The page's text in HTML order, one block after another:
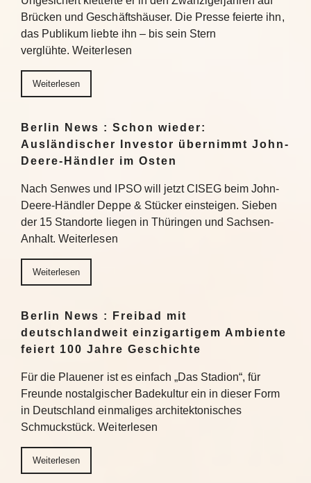
Brücken und Geschäftshäuser. Die Presse feierte ihn,
das Publikum liebte ihn – bis sein Stern
verglühte. Weiterlesen
Weiterlesen
Berlin News : Schon wieder:
Ausländischer Investor übernimmt John-
Deere-Händler im Osten
Nach Senwes und IPSO will jetzt CISEG beim John-
Deere-Händler Deppe & Stücker einsteigen. Sieben
der 15 Standorte liegen in Thüringen und Sachsen-
Anhalt. Weiterlesen
Weiterlesen
Berlin News : Freibad mit
deutschlandweit einzigartigem Ambiente
feiert 100 Jahre Geschichte
Für die Plauener ist es einfach „Das Stadion“, für
Freunde nostalgischer Badekultur ein in dieser Form
in Deutschland einmaliges architektonisches
Schmuckstück. Weiterlesen
Weiterlesen